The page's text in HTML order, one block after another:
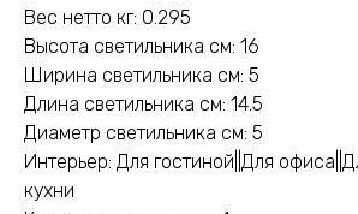
Вес нетто кг: 0.295
Высота светильника см: 16
Ширина светильника см: 5
Длина светильника см: 14.5
Диаметр светильника см: 5
Интерьер: Для гостиной||Для
кухни